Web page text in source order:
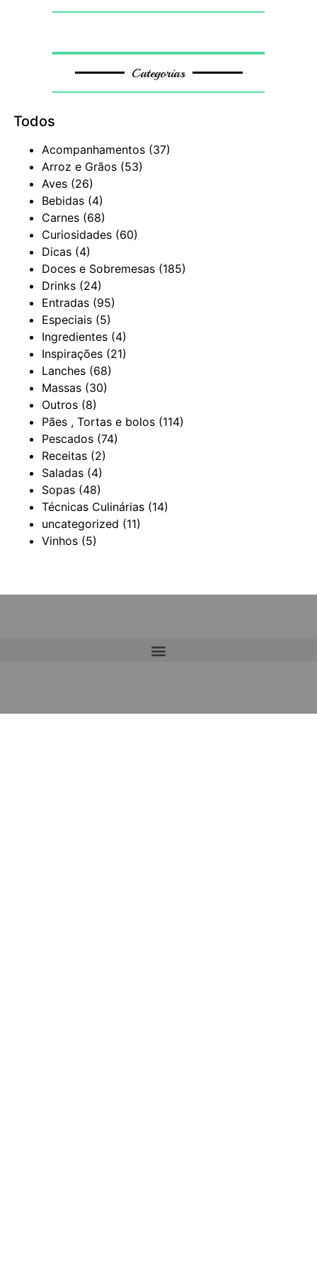
Categorias
Todos
Acompanhamentos (37)
Arroz e Grãos (53)
Aves (26)
Bebidas (4)
Carnes (68)
Curiosidades (60)
Dicas (4)
Doces e Sobremesas (185)
Drinks (24)
Entradas (95)
Especiais (5)
Ingredientes (4)
Inspirações (21)
Lanches (68)
Massas (30)
Outros (8)
Pães , Tortas e bolos (114)
Pescados (74)
Receitas (2)
Saladas (4)
Sopas (48)
Técnicas Culinárias (14)
uncategorized (11)
Vinhos (5)